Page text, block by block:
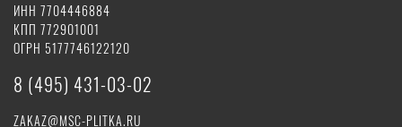
ИНН 7704446884
КПП 772901001
ОГРН 5177746122120
8 (495) 431-03-02
ZAKAZ@MSC-PLITKA.RU